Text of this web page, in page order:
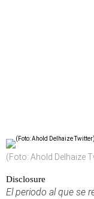
(Foto: Ahold Delhaize
Disclosure
El periodo al que se